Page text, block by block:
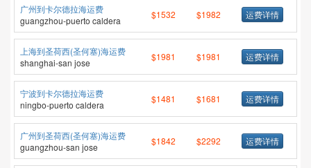
广州到卡尔德拉海运费
guangzhou-puerto caldera
$1532 $1982 运费详情
上海到圣荷西(圣何塞)海运费
shanghai-san jose
$1981 $1981 运费详情
宁波到卡尔德拉海运费
ningbo-puerto caldera
$1481 $1681 运费详情
广州到圣荷西(圣何塞)海运费
guangzhou-san jose
$1842 $2292 运费详情